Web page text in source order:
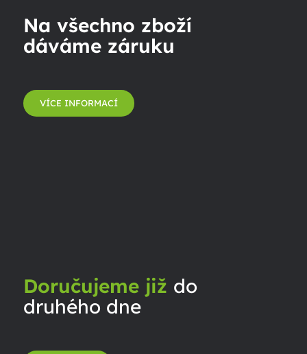
Na všechno zboží
dáváme záruku
VÍCE INFORMACÍ
Doručujeme již do
druhého dne